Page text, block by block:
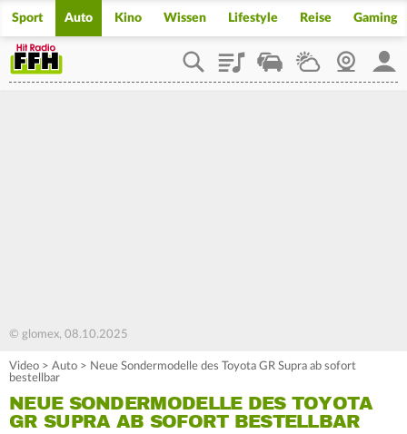
Sport Auto Kino Wissen Lifestyle Reise Gaming
PlaylistStaupilotWetterWebcam
© glomex, 08.10.2025
Video > Auto > Neue Sondermodelle des Toyota GR Supra ab sofort
bestellbar
NEUE SONDERMODELLE DES TOYOTA
GR SUPRA AB SOFORT BESTELLBAR